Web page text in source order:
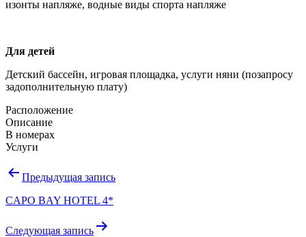
изонты напляже, водные виды спорта напляже
Для детей
Детский бассейн, игровая площадка, услуги няни (позапросу
задополнительную плату)
Расположение
Описание
В номерах
Услуги
Навигация
записям
Предыдущая запись
CAPO BAY HOTEL 4*
Следующая запись